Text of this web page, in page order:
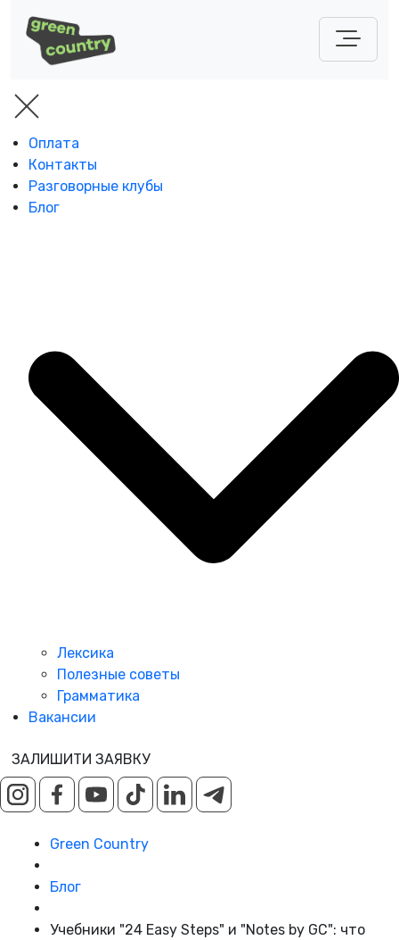
Оплата
Контакты
Разговорные клубы
Блог
Лексика
Полезные советы
Грамматика
Вакансии
ЗАЛИШИТИ ЗАЯВКУ
Green Country
Блог
Учебники "24 Easy Steps" и "Notes by GC": что